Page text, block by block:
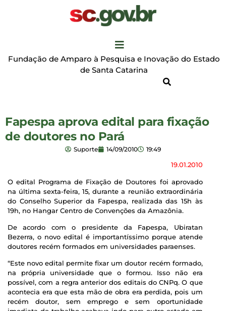
Fundação de Amparo à Pesquisa e Inovação do Estado
de Santa Catarina
Fapespa aprova edital para fixação
de doutores no Pará
Suporte 14/09/2010 19:49
19.01.2010
O edital Programa de Fixação de Doutores foi aprovado
na última sexta-feira, 15, durante a reunião extraordinária
do Conselho Superior da Fapespa, realizada das 15h às
19h, no Hangar Centro de Convenções da Amazônia.
De acordo com o presidente da Fapespa, Ubiratan
Bezerra, o novo edital é importantíssimo porque atende
doutores recém formados em universidades paraenses.
“Este novo edital permite fixar um doutor recém formado,
na própria universidade que o formou. Isso não era
possível, com a regra anterior dos editais do CNPq. O que
acontecia era que esta mão de obra era perdida, pois um
recém doutor, sem emprego e sem oportunidade